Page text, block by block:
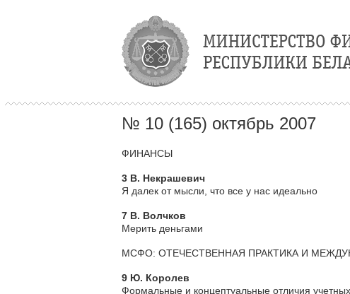
№ 10 (165) октябрь 2007
ФИНАНСЫ
3 В. Некрашевич
Я далек от мысли, что все у нас идеально
7 В. Волчков
Мерить деньгами
МСФО: ОТЕЧЕСТВЕННАЯ ПРАКТИКА И
9 Ю. Королев
Формальные и концептуальные отличия